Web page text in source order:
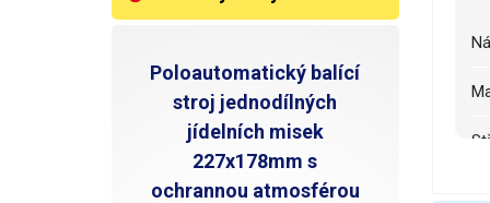
Poloautomatický balící
stroj jednodílných
jídelních misek
227x178mm s
ochrannou atmosférou